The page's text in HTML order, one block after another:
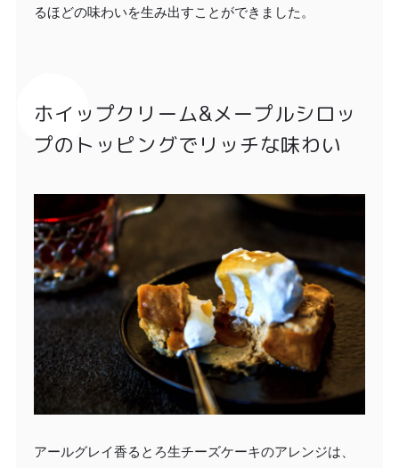
るほどの味わいを生み出すことができました。
ホイップクリーム&メープルシロッ
プのトッピングでリッチな味わい
アールグレイ香るとろ生チーズケーキのアレンジは、